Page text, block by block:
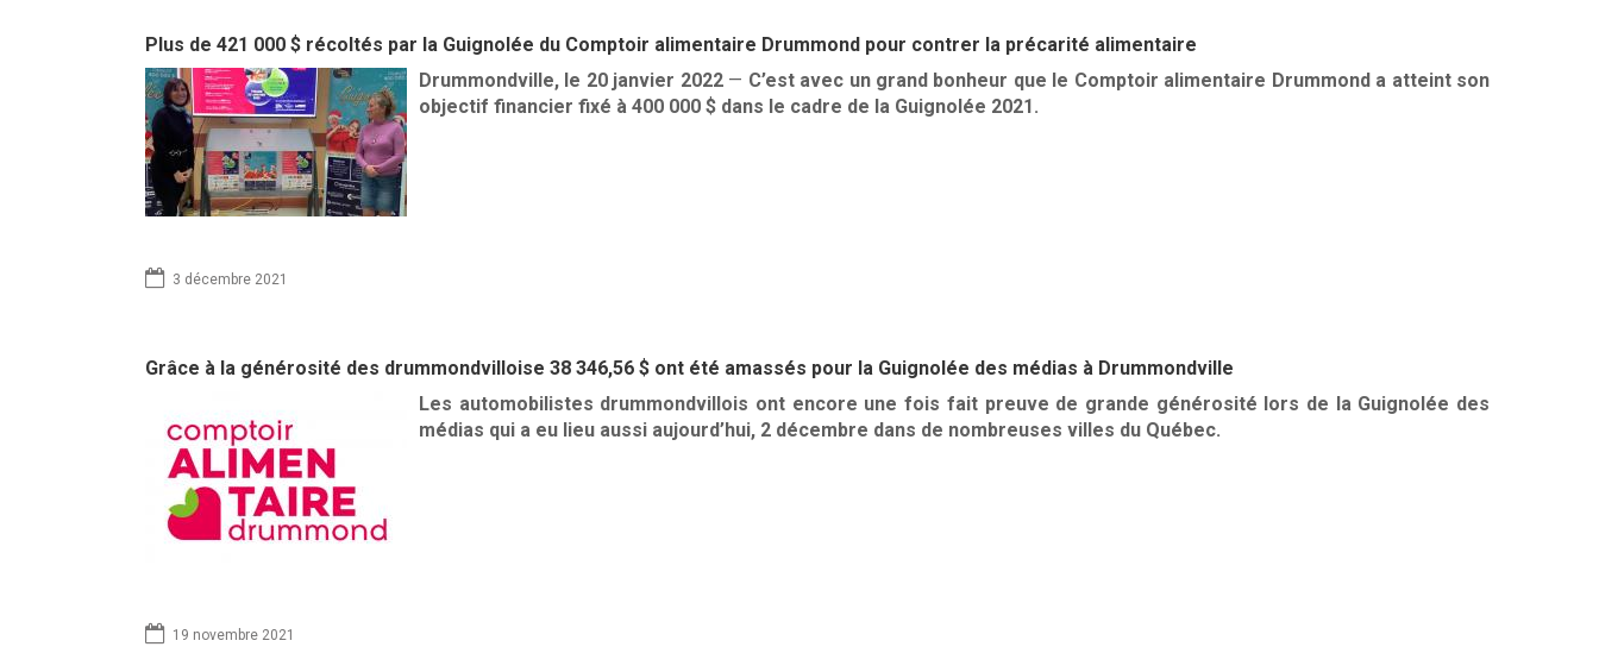
Plus de 421 000 $ récoltés par la Guignolée du Comptoir alimentaire Drummond pour contrer la précarité alimentaire
Drummondville, le 20 janvier 2022— C’est avec un grand bonheur que le Comptoir alimentaire Drummond a atteint son
objectif financier fixé à 400 000 $ dans le cadre de la Guignolée 2021.
3 décembre 2021
Grâce à la générosité des drummondvilloise 38 346,56 $ ont été amassés pour la Guignolée des médias à Drummondville
Les automobilistes drummondvillois ont encore une fois fait preuve de grande générosité lors de la Guignolée des
médias qui a eu lieu aussi aujourd’hui, 2 décembre dans de nombreuses villes du Québec.
19 novembre 2021